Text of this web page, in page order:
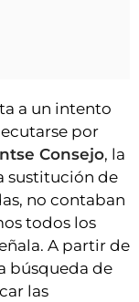
a un intento
por
Consejo, la
sustitución de
no contaban
todos los
A partir de
búsqueda de
las